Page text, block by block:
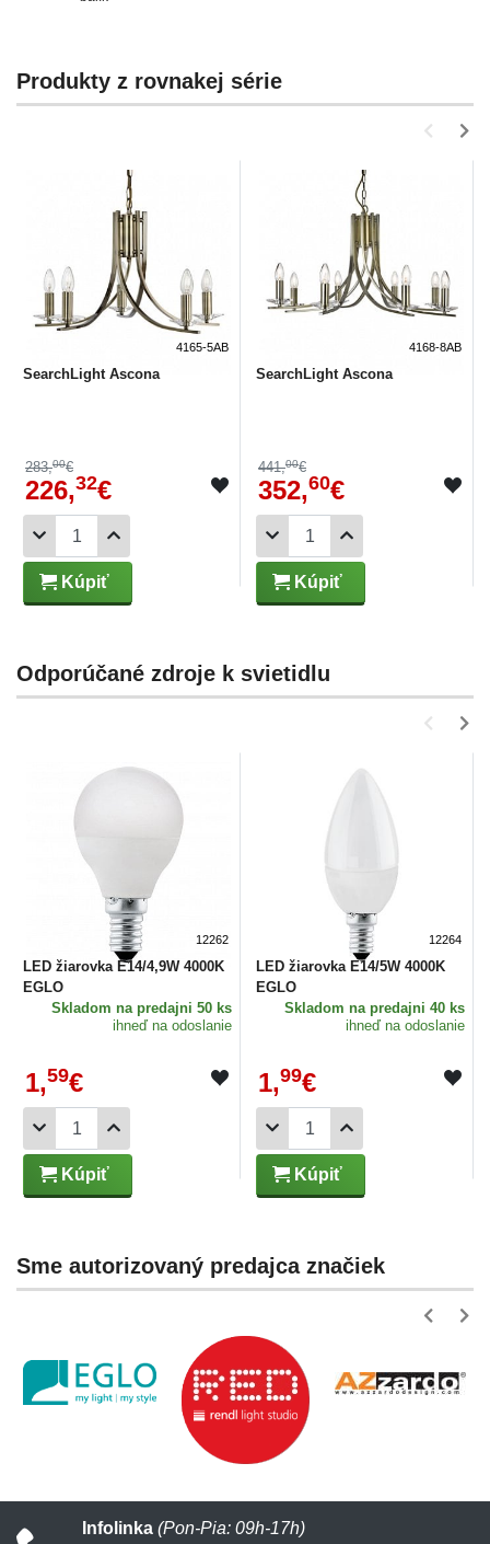
Produkty z rovnakej série
4165-5AB
SearchLight Ascona
283,00€
226,32€
Kúpiť
4168-8AB
SearchLight Ascona
441,00€
352,60€
Kúpiť
Odporúčané zdroje k svietidlu
12262
LED žiarovka E14/4,9W 4000K
EGLO
Skladom na predajni 50 ks
ihneď na odoslanie
1,59€
Kúpiť
12264
LED žiarovka E14/5W 4000K
EGLO
Skladom na predajni 40 ks
ihneď na odoslanie
1,99€
Kúpiť
Sme autorizovaný predajca značiek
Infolinka (Pon-Pia: 09h-17h)